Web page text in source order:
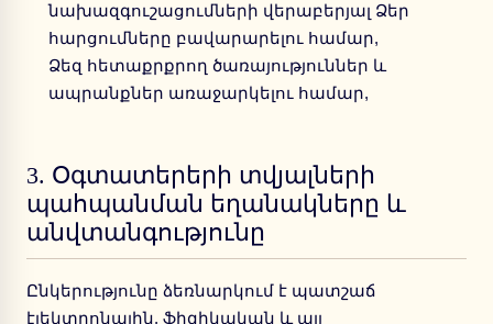
նախազգուշացումների վերաբերյալ Ձեր
հարցումները բավարարելու համար,
Ձեզ հետաքրքրող ծառայություններ և
ապրանքներ առաջարկելու համար,
3. Օգտատերերի տվյալների
պահպանման եղանակները և
անվտանգությունը
Ընկերությունը ձեռնարկում է պատշաճ
էլեկտրոնային, ֆիզիկական և այլ